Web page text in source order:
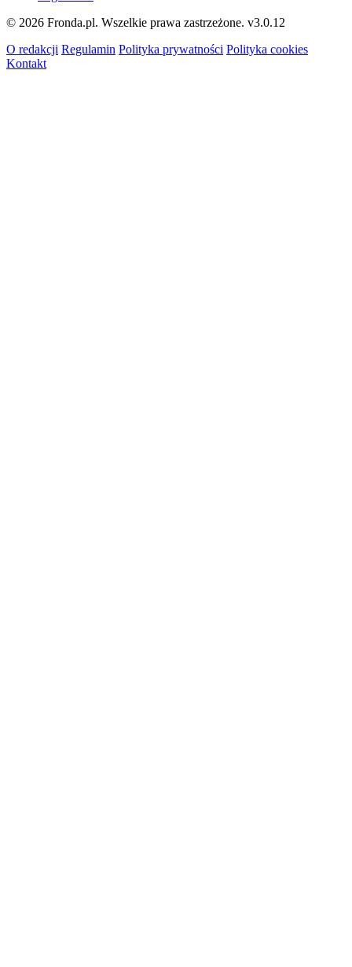
© 2026 Fronda.pl. Wszelkie prawa zastrzeżone. v3.0.12
O redakcji Regulamin Polityka prywatności Polityka cookies
Kontakt